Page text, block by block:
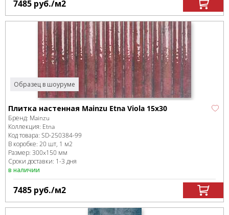
7485 руб./м2
Образец в шоуруме
Плитка настенная Mainzu Etna Viola 15x30
Бренд: Mainzu
Коллекция: Etna
Код товара: SD-250384-99
В коробке: 20 шт, 1 м2
Размер: 300x150 мм
Сроки доставки: 1-3 дня
в наличии
7485 руб./м2